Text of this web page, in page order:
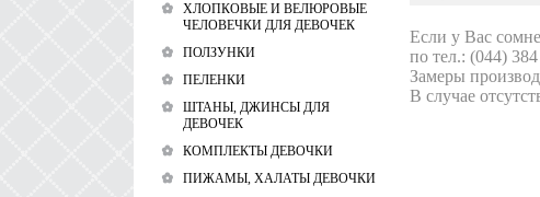
Если у Вас
по тел.: (044)
Замеры
В случае
ХЛОПКОВЫЕ И ВЕЛЮРОВЫЕ
ЧЕЛОВЕЧКИ ДЛЯ ДЕВОЧЕК
ПОЛЗУНКИ
ПЕЛЕНКИ
ШТАНЫ, ДЖИНСЫ ДЛЯ
ДЕВОЧЕК
КОМПЛЕКТЫ ДЕВОЧКИ
ПИЖАМЫ, ХАЛАТЫ ДЕВОЧКИ